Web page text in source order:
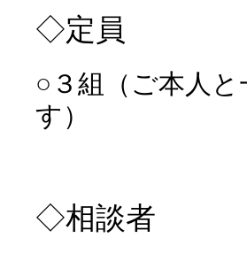
◇定員
○３組（ご本人
す）
◇相談者